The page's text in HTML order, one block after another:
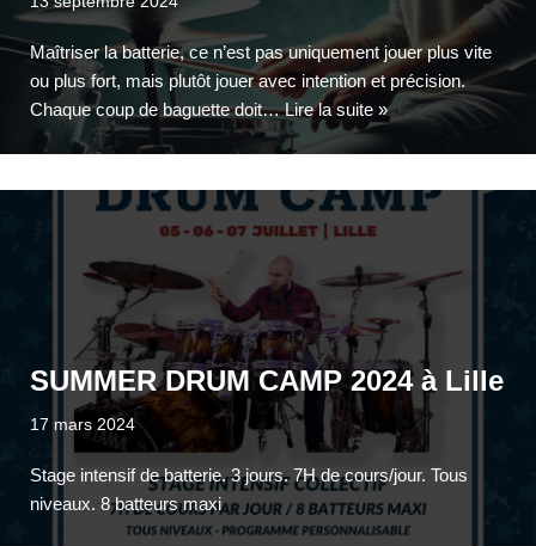
Maîtriser la batterie, ce n’est pas uniquement jouer plus vite
ou plus fort, mais plutôt jouer avec intention et précision.
Chaque coup de baguette doit…Lire la suite »
SUMMER DRUM CAMP 2024 à Lille
17 mars 2024
Stage intensif de batterie. 3 jours. 7H de cours/jour. Tous
niveaux. 8 batteurs maxi